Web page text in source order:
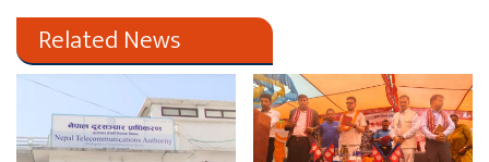
Related News